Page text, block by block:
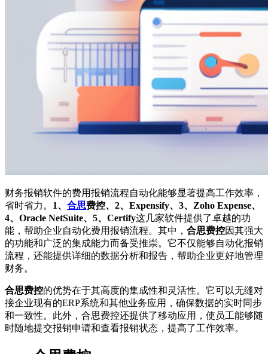
财务报销软件的费用报销流程自动化能够显著提高工作效率，
省时省力。 1、 合思费控、2、Expensify、3、Zoho Expense、
4、Oracle NetSuite、5、Certify这几家软件提供了卓越的功
能，帮助企业自动化费用报销流程。其中， 合思费控因其强大
的功能和广泛的集成能力而备受推崇。它不仅能够自动化报销
流程，还能提供详细的数据分析和报告，帮助企业更好地管理
财务。
合思费控的优势在于其高度的集成性和灵活性。它可以无缝对
接企业现有的ERP系统和其他业务应用，确保数据的实时同步
和一致性。此外，合思费控还提供了移动应用，使员工能够随
时随地提交报销申请和查看报销状态，提高了工作效率。